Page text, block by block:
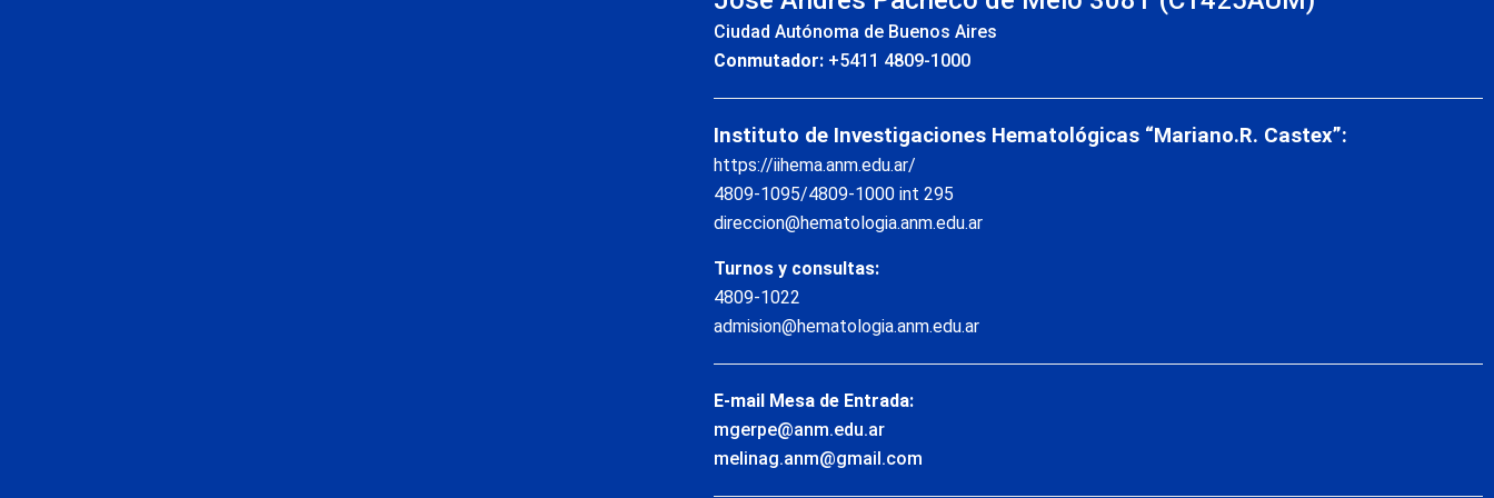
Ciudad Autónoma de Buenos Aires
Conmutador: +5411 4809-1000
Instituto de Investigaciones Hematológicas “Mariano.R. Castex”:
https://iihema.anm.edu.ar/
4809-1095/4809-1000 int 295
direccion@hematologia.anm.edu.ar
Turnos y consultas:
4809-1022
admision@hematologia.anm.edu.ar
E-mail Mesa de Entrada:
mgerpe@anm.edu.ar
melinag.anm@gmail.com